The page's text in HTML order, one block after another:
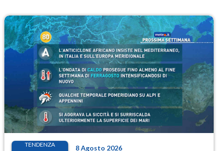
TENDENZA 8 Agosto 2026